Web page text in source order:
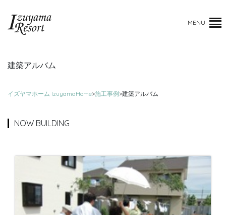
MENU
建築アルバム
イズヤマホーム IzuyamaHome>施工事例>建築アルバム
NOW BUILDING